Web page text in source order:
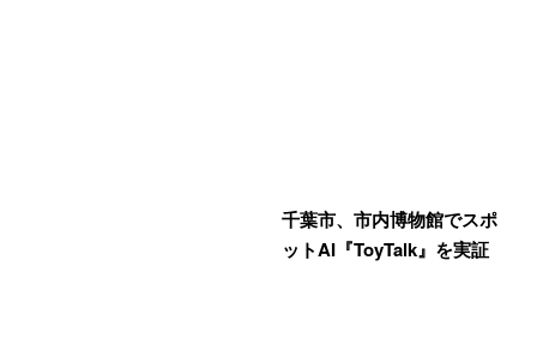
千葉市、市内博物館でスポ
ットAI『ToyTalk』を実証